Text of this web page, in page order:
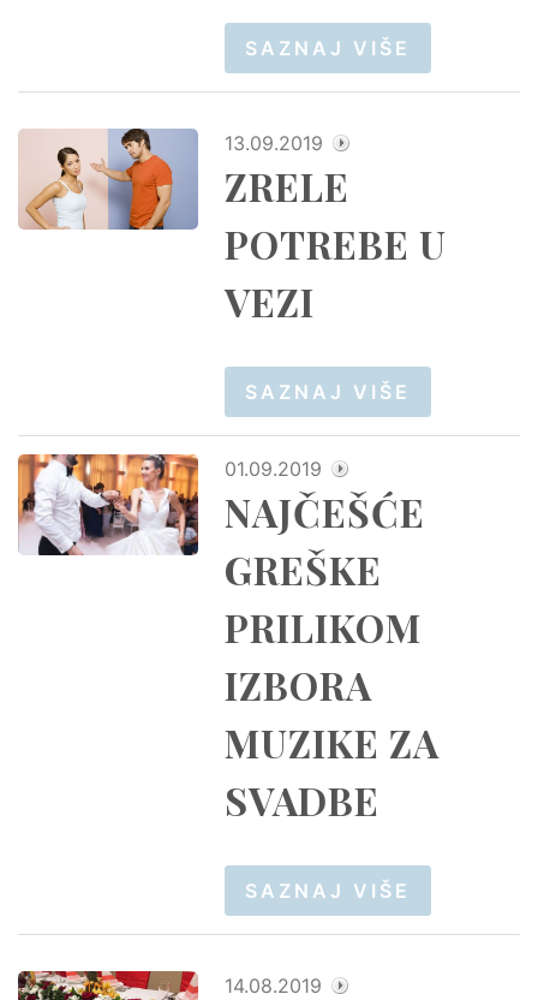
SAZNAJ VIŠE
13.09.2019
ZRELE
POTREBE U
VEZI
SAZNAJ VIŠE
01.09.2019
NAJČEŠĆE
GREŠKE
PRILIKOM
IZBORA
MUZIKE ZA
SVADBE
SAZNAJ VIŠE
14.08.2019